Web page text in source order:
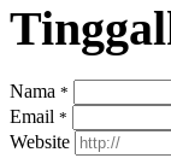
Nama *
Email *
Website